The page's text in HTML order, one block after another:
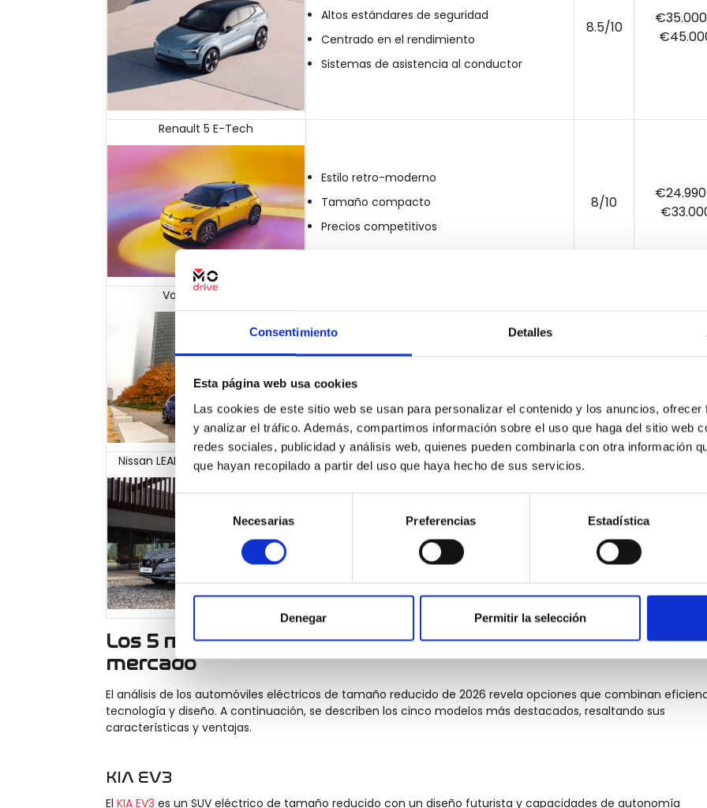
Consentimiento Detalles
Esta página web usa cookies
Las cookies de este sitio web se usan para personalizar el contenido y los anuncios,
y analizar el tráfico. Además, compartimos información sobre el uso que haga del sitio web
redes sociales, publicidad y análisis web, quienes pueden combinarla con otra información
que hayan recopilado a partir del uso que haya hecho de sus servicios.
de
consentimiento
Necesarias Preferencias Estadística
Denegar Permitir la selección
Altos estándares de seguridad
Centrado en el rendimiento
Sistemas de asistencia al conductor
8.5/10
Renault 5 E-Tech
Estilo retro-moderno
Tamaño compacto
Precios competitivos
8/10
Volkswagen ID.2
Sistemas de infoentretenimiento modernos
Nissan LEAF (nueva generación)
Nueva plataforma
7/10
Los 5 mejores automóviles eléctricos de tamaño reducido
mercado
El análisis de los automóviles eléctricos de tamaño reducido de 2026 revela opciones que combinan
tecnología y diseño. A continuación, se describen los cinco modelos más destacados, resaltando sus
características y ventajas.
KIA EV3
El KIA EV3 es un SUV eléctrico de tamaño reducido con un diseño futurista y capacidades de autonomía